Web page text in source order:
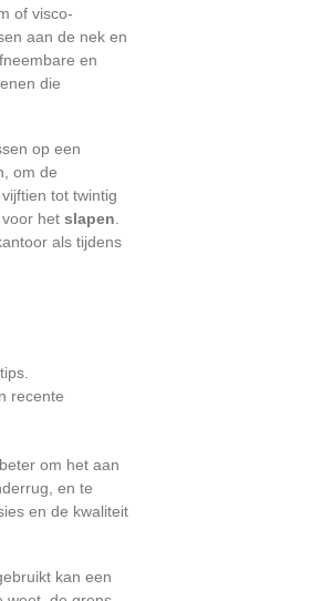
of visco-
aan de nek en
en
die
op een
om de
tot twintig
het slapen
als tijdens
recente
om het aan
en te
en de kwaliteit
kan een